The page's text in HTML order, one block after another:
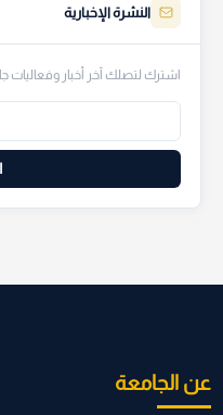
النشرة الإخبارية
اشترك لتصلك آخر أخبار وفعاليات
عن الجامعة